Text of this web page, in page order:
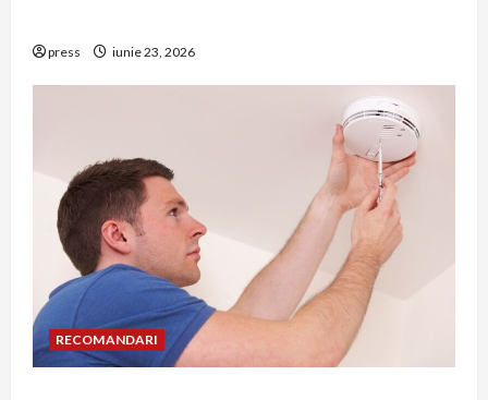
press iunie 23, 2026
RECOMANDARI